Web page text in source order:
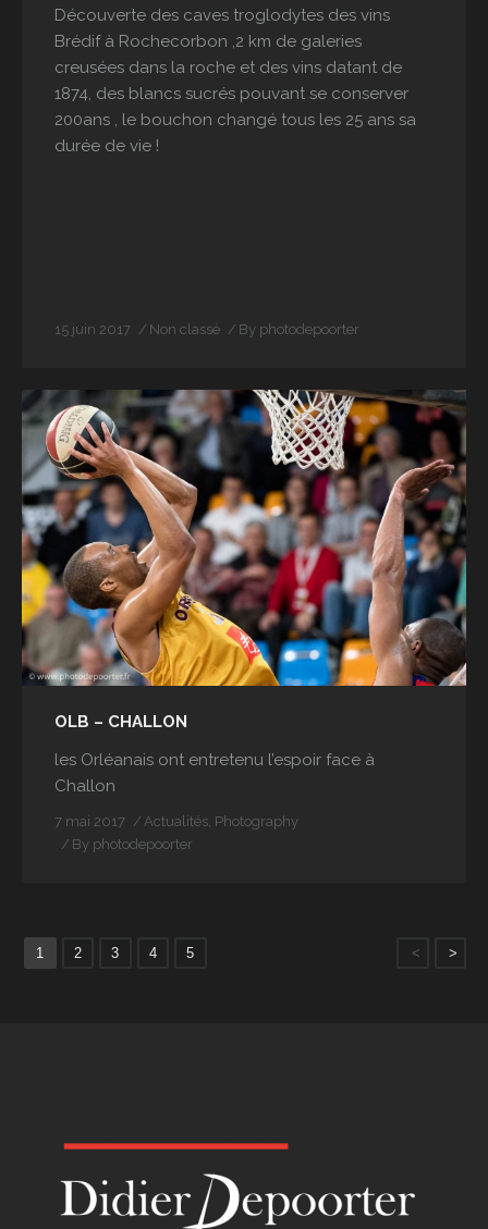
Découverte des caves troglodytes des vins
Brédif à Rochecorbon ,2 km de galeries
creusées dans la roche et des vins datant de
1874, des blancs sucrés pouvant se conserver
200ans , le bouchon changé tous les 25 ans sa
durée de vie !
15 juin 2017 Non classé By photodepoorter
OLB – CHALLON
les Orléanais ont entretenu l’espoir face à
Challon
7 mai 2017 Actualités Photography
By photodepoorter
1 2 3 4 5 < >